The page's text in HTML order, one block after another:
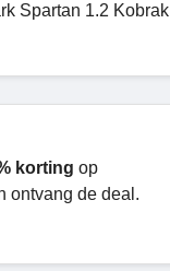
Spartan 1.2 Kobrak
korting op
ontvang de deal.